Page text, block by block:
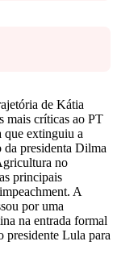
de Kátia
mais críticas ao PT
que extinguiu a
presidenta Dilma
no
principais
A
por uma
na entrada formal
Lula para